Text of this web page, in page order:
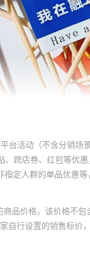
平台活动（不含分销
、跨店券、红包等优
定人群的单品优惠
品价格，该价格不
自行设置的销售标价